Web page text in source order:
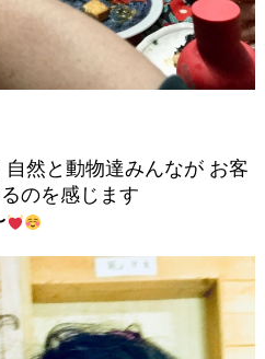
然と動物達みんなが お客
のを感じます